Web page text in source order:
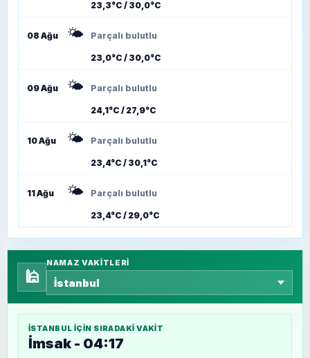
23,3°C / 30,0°C
08 Ağu 🌤️ Parçalı bulutlu
23,0°C / 30,0°C
09 Ağu 🌤️ Parçalı bulutlu
24,1°C / 27,9°C
10 Ağu 🌤️ Parçalı bulutlu
23,4°C / 30,1°C
11 Ağu 🌤️ Parçalı bulutlu
23,4°C / 29,0°C
🕌
NAMAZ VAKITLERI
İSTANBUL IÇIN SIRADAKI VAKIT
İmsak - 04:17